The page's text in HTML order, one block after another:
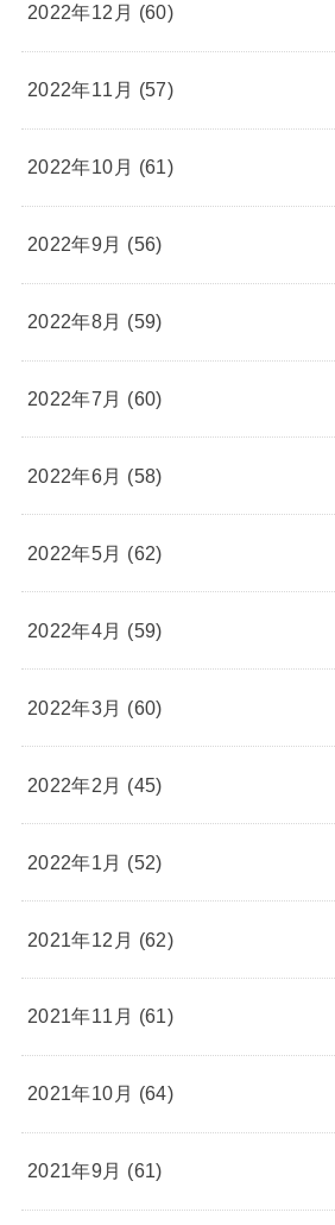
2022年12月 (60)
2022年11月 (57)
2022年10月 (61)
2022年9月 (56)
2022年8月 (59)
2022年7月 (60)
2022年6月 (58)
2022年5月 (62)
2022年4月 (59)
2022年3月 (60)
2022年2月 (45)
2022年1月 (52)
2021年12月 (62)
2021年11月 (61)
2021年10月 (64)
2021年9月 (61)